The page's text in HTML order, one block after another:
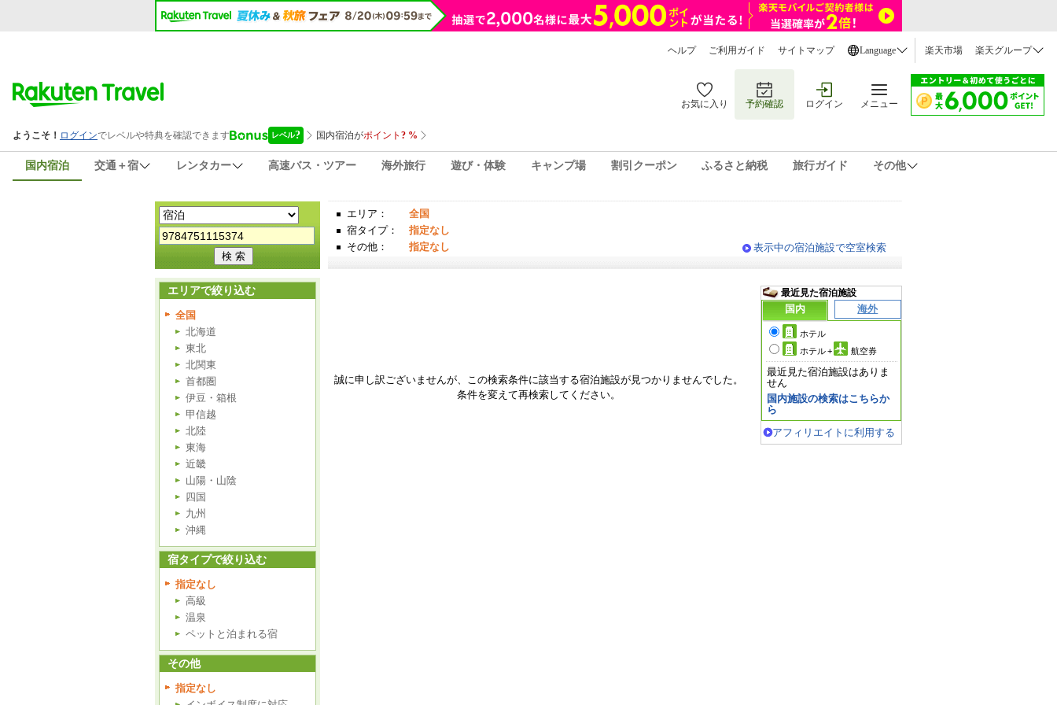
ヘルプ ご利用ガイド サイトマップ Language 楽天市場 楽天グループ
お気に入り 予約確認 ログイン メニュー
国内宿泊 交通＋宿 レンタカー 高速バス・ツアー 海外旅行 遊び・体験 キャンプ場 割引クーポン ふるさと納税 旅行ガイド その他
エリア：
全国
宿タイプ：
指定なし
その他：
指定なし 表示中の宿泊施設で空室検索
エリアで絞り込む
全国
北海道
東北
北関東
首都圏
伊豆・箱根
甲信越
北陸
東海
近畿
山陽・山陰
四国
九州
沖縄
宿タイプで絞り込む
指定なし
高級
温泉
ペットと泊まれる宿
その他
指定なし
誠に申し訳ございませんが、この検索条件に該当する宿泊施設が見つかりませんでした。
条件を変えて再検索してください。
最近見た宿泊施設
国内
海外
ホテル
ホテル+ 航空券
最近見た宿泊施設はありま
せん
国内施設の検索はこちらか
ら
アフィリエイトに利用する